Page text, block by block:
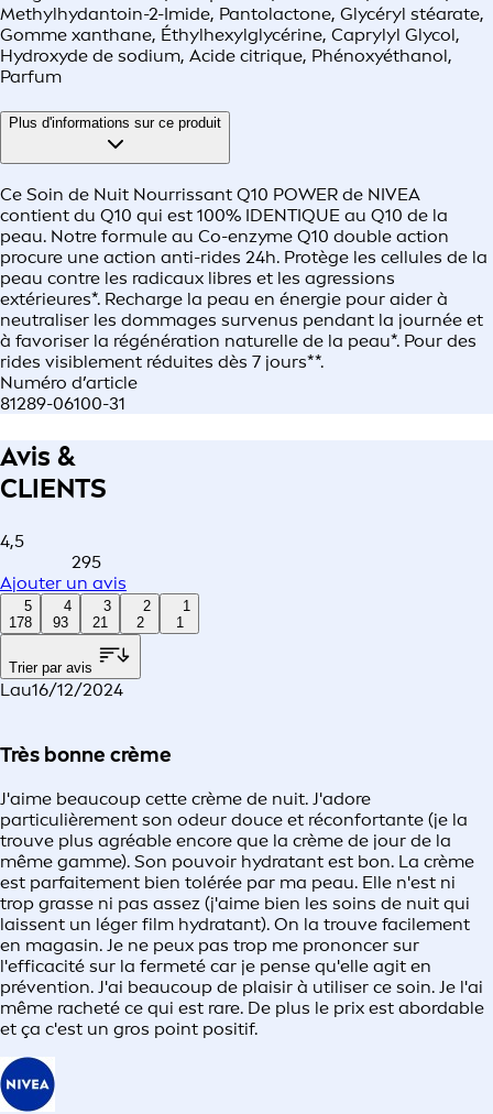
Methylhydantoin-2-Imide, Pantolactone, Glycéryl stéarate,
Gomme xanthane, Éthylhexylglycérine, Caprylyl Glycol,
Hydroxyde de sodium, Acide citrique, Phénoxyéthanol,
Parfum
Plus d'informations sur ce produit
Ce Soin de Nuit Nourrissant Q10 POWER de NIVEA
contient du Q10 qui est 100% IDENTIQUE au Q10 de la
peau. Notre formule au Co-enzyme Q10 double action
procure une action anti-rides 24h. Protège les cellules de la
peau contre les radicaux libres et les agressions
extérieures*. Recharge la peau en énergie pour aider à
neutraliser les dommages survenus pendant la journée et
à favoriser la régénération naturelle de la peau*. Pour des
rides visiblement réduites dès 7 jours**.
Numéro d’article
81289-06100-31
Avis &
CLIENTS
4,5
295
Ajouter un avis
5
178
4
93
3
21
2
2
1
1
Trier par avis
Lau16/12/2024
Très bonne crème
J'aime beaucoup cette crème de nuit. J'adore
particulièrement son odeur douce et réconfortante (je la
trouve plus agréable encore que la crème de jour de la
même gamme). Son pouvoir hydratant est bon. La crème
est parfaitement bien tolérée par ma peau. Elle n'est ni
trop grasse ni pas assez (j'aime bien les soins de nuit qui
laissent un léger film hydratant). On la trouve facilement
en magasin. Je ne peux pas trop me prononcer sur
l'efficacité sur la fermeté car je pense qu'elle agit en
prévention. J'ai beaucoup de plaisir à utiliser ce soin. Je l'ai
même racheté ce qui est rare. De plus le prix est abordable
et ça c'est un gros point positif.